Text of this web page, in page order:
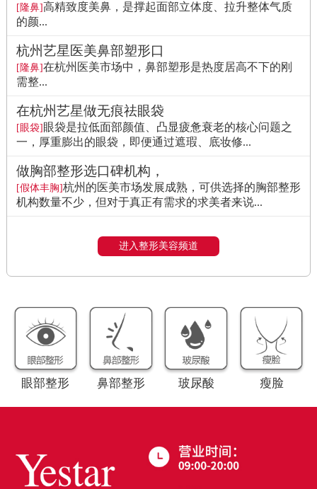
[隆鼻]高精致度美鼻，是撑起面部立体度、拉升整体气质
的颜...
杭州艺星医美鼻部塑形口
[隆鼻]在杭州医美市场中，鼻部塑形是热度居高不下的刚
需整...
在杭州艺星做无痕祛眼袋
[眼袋]眼袋是拉低面部颜值、凸显疲惫衰老的核心问题之
一，厚重膨出的眼袋，即便通过遮瑕、底妆修...
做胸部整形选口碑机构，
[假体丰胸]杭州的医美市场发展成熟，可供选择的胸部整形
机构数量不少，但对于真正有需求的求美者来说...
进入整形美容频道
眼部整形 鼻部整形 玻尿酸 瘦脸